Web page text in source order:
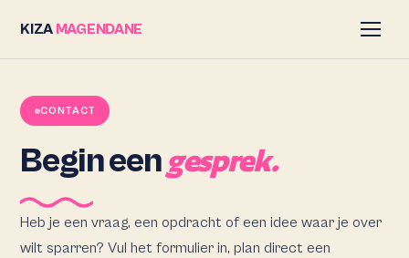
KIZA MAGENDANE
CONTACT
Begin een gesprek.
Heb je een vraag, een opdracht of een idee waar je over
wilt sparren? Vul het formulier in, plan direct een